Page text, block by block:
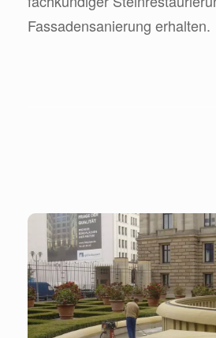
Fassadensanierung erhalten.